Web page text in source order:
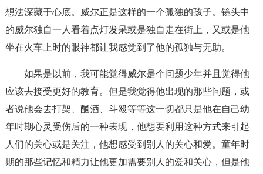
想法深藏于心底。威尔正是这样的一个孤独的孩子。镜头中
的威尔独自一人看着点灯发呆或是独自走在街上，又或是他
坐在火车上时的眼神都让我感觉到了他的孤独与无助。
如果是以前，我可能觉得威尔是个问题少年并且觉得他
应该去接受更好的教育。但是我觉得他出现的那些问题，或
者说他会去打架、酗酒、斗殴等等这一切都只是他在自己幼
年时期心灵受伤后的一种表现，他想要利用这种方式来引起
人们的关心或是关注，他想感受到别人的关心和爱。童年时
期的那些记忆和精力让他更加需要别人的爱和关心，但是他